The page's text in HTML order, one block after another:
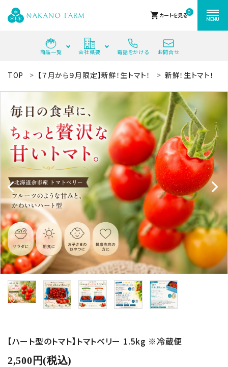
0
shopping_cart カートを見る
商品一覧 会社概要 電話をかける お問合せ
ACCOUNT MENU
meeting_room ログイン person 新規会員登録
search
最近チェックした商品
中野ファームの商品
中野ファームに関して（歩み・採用）
インフォメーション
TOP 【７月から９月限定】新鮮！生トマト！ 新鮮！生トマト！
【ハート型のトマト】トマトベリー 1.5kg ※冷蔵便
2,500円(税込)